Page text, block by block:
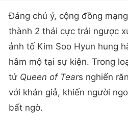
Đáng chú ý, cộng đồng
thành 2 thái cực trái ngược
ảnh tố Kim Soo Hyun hung
hâm mộ tại sự kiện. Trong
tử Queen of Tears nghiến
với khán giả, khiến người
bất ngờ.